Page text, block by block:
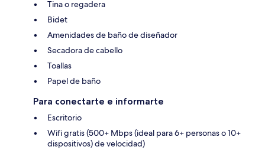
Tina o regadera
Bidet
Amenidades de baño de diseñador
Secadora de cabello
Toallas
Papel de baño
Para conectarte e informarte
Escritorio
Wifi gratis (500+ Mbps (ideal para 6+ personas o 10+
dispositivos) de velocidad)